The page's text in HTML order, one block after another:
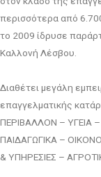
περισσότερα από
το 2009 ίδρυσε
Καλλονή Λέσβου.
Διαθέτει μεγάλη
επαγγελματικής
ΠΕΡΙΒΑΛΛΟΝ – ΥΓΕΙΑ
ΠΑΙΔΑΓΩΓΙΚΑ –
& ΥΠΗΡΕΣΙΕΣ –